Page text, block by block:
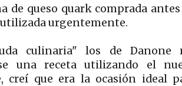
queso quark comprada antes
utilizada urgentemente.
culinaria" los de Danone
una receta utilizando el
creí que era la ocasión ideal